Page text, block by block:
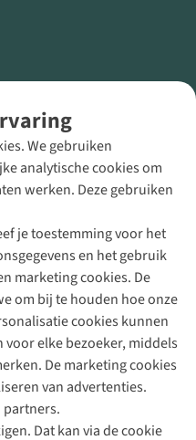
We gebruiken
analytische cookies om
werken. Deze gebruiken
je toestemming voor het
en het gebruik
marketing cookies. De
om bij te houden hoe onze
cookies kunnen
elke bezoeker, middels
De marketing cookies
van advertenties.
partners.
Dat kan via de cookie